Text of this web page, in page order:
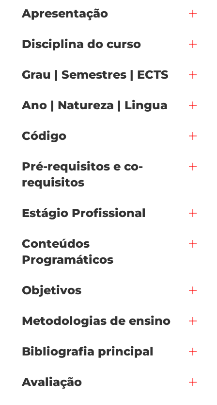
Apresentação
Disciplina do curso
Grau | Semestres | ECTS
Ano | Natureza | Lingua
Código
Pré-requisitos e co-
requisitos
Estágio Profissional
Conteúdos
Programáticos
Objetivos
Metodologias de ensino
Bibliografia principal
Avaliação